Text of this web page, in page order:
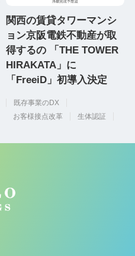
関西の賃貸タワーマンシ
ョン京阪電鉄不動産が取
得するの 「THE TOWER
HIRAKATA」に
「FreeiD」初導入決定
既存事業のDX
お客様接点改革
生体認証